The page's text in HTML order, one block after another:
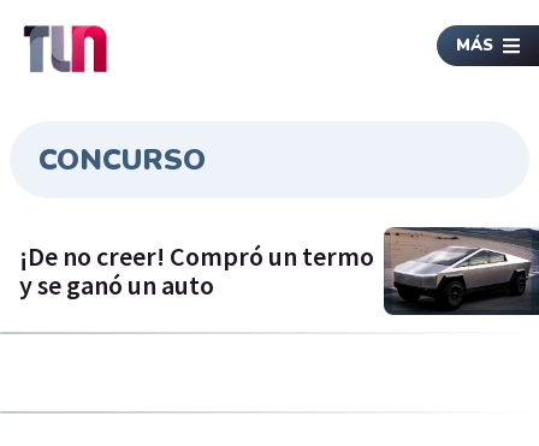
MÁS
CONCURSO
¡De no creer! Compró un termo
y se ganó un auto